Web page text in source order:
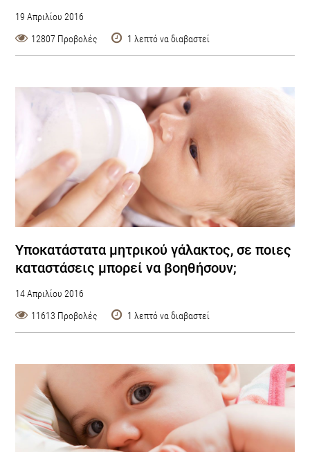
19 Απριλίου 2016
12807 Προβολές
1 λεπτό να διαβαστεί
Υποκατάστατα μητρικού γάλακτος, σε ποιες
καταστάσεις μπορεί να βοηθήσουν;
14 Απριλίου 2016
11613 Προβολές
1 λεπτό να διαβαστεί